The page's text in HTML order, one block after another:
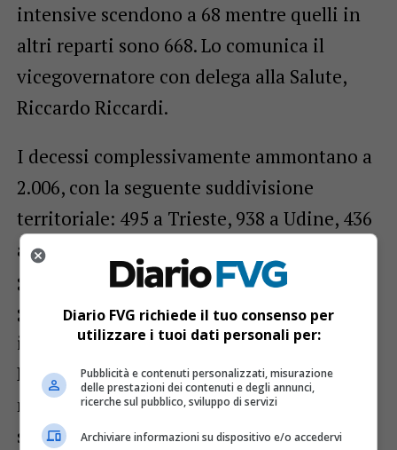
intensive scendono a 68 mentre quelli in
altri reparti sono 668. Lo comunica il
vicegovernatore con delega alla Salute,
Riccardo Riccardi.
I decessi complessivamente ammontano a
2.006, con la seguente suddivisione
territoriale: 495 a Trieste, 938 a Udine, 436
a Pordenone e 137 a Gorizia. I totalmente
guariti aumentano a 42.494, i clinicamente
guariti salgono a 1.229, mentre le persone
in isolamento sono 12.127.
Da inizio pandemia i casi da tampone
molecolare sono 58.592 con la seguente
suddivisione territoriale: 12.158 a Trieste,
Diario FVG richiede il tuo consenso per
utilizzare i tuoi dati personali per:
Pubblicità e contenuti personalizzati, misurazione
delle prestazioni dei contenuti e degli annunci,
ricerche sul pubblico, sviluppo di servizi
Archiviare informazioni su dispositivo e/o accedervi